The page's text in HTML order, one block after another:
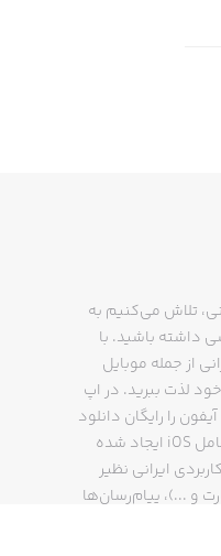
تلاش می‌کنیم به
داشته باشید. با
از جمله موبایل
لذت ببرید. در اپ
را رایگان دانلود
کنید و از مشکلاتی که برای کاربران ایرانی سیستم عامل iOS ایجاد شده
ایرانی نظیر
و ...)، پیام‌رسان‌ها